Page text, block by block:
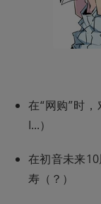
在“网购”时
I...）
在初音未来
寿（？）